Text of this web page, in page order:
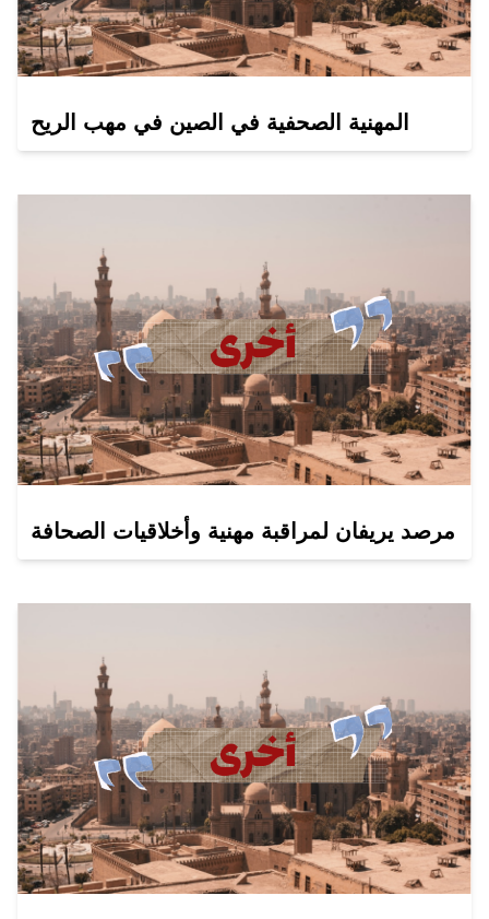
المهنية الصحفية في الصين في مهب الريح
مرصد يريفان لمراقبة مهنية وأخلاقيات الصحافة